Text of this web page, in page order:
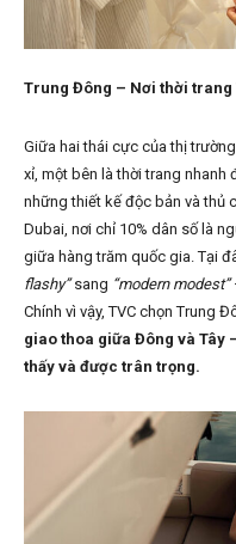
Trung Đông – Nơi thời trang
Giữa hai thái cực của thị
xỉ, một bên là thời trang
những thiết kế độc bản và thủ
Dubai, nơi chỉ 10% dân số là
giữa hàng trăm quốc gia. Tại
flashy”sang “modern modest”
Chính vì vậy, TVC chọn Trung
giao thoa giữa Đông và Tây
thấy và được trân trọng.